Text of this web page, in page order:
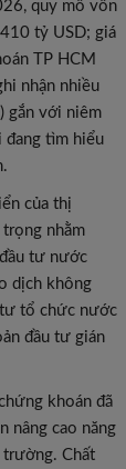
quy mô vốn
tỷ USD; giá
TP HCM
nhận nhiều
gắn với niêm
đang tìm hiểu
của thị
nhằm
tư nước
dịch không
tổ chức nước
đầu tư gián
khoán đã
nâng cao năng
trường. Chất